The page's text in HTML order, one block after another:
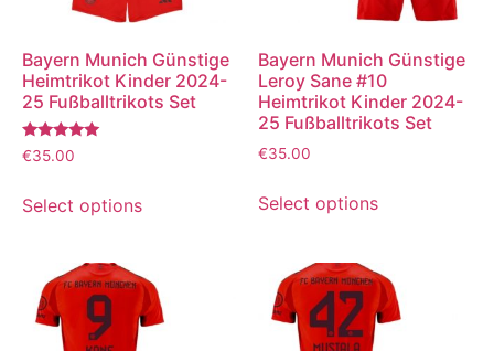
Bayern Munich Günstige
Heimtrikot Kinder 2024-
25 Fußballtrikots Set
Bewertet
mit
€35.00
Select options
Bayern Munich Günstige
Leroy Sane #10
Heimtrikot Kinder 2024-
25 Fußballtrikots Set
€35.00
Select options